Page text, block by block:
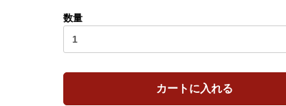
数量
カートに入れる